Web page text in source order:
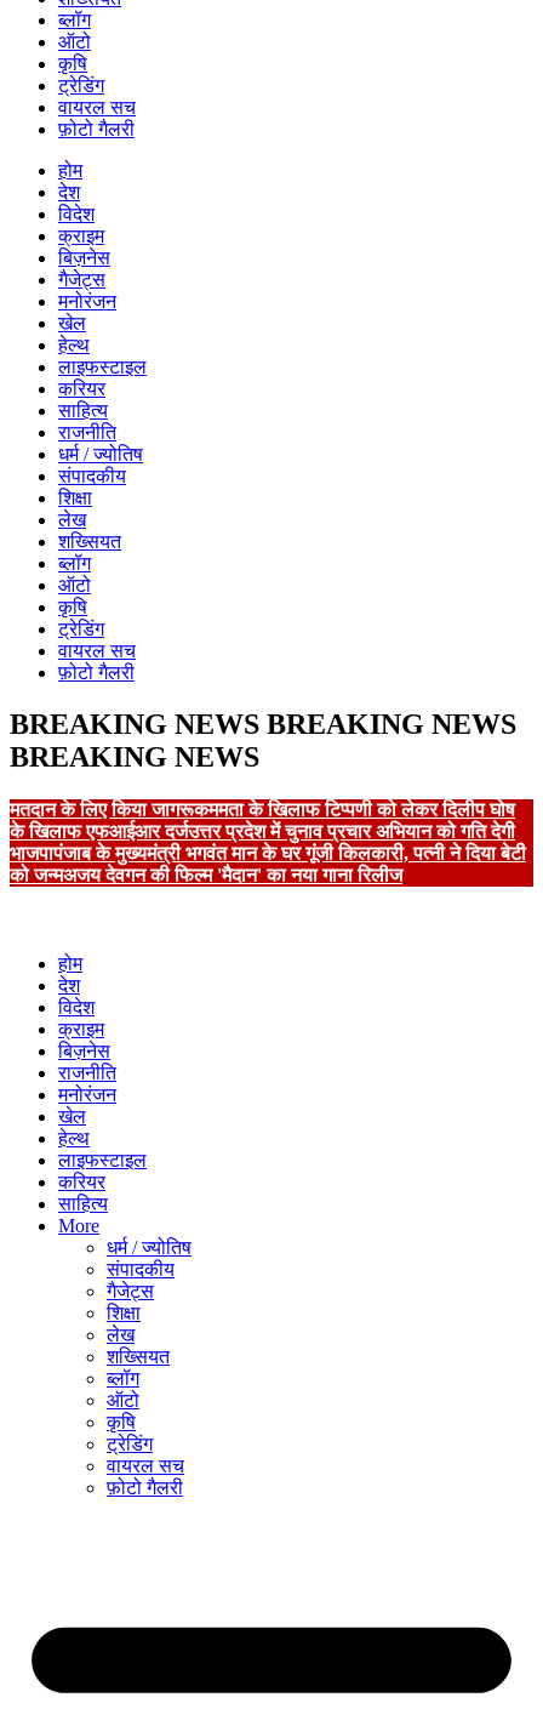
ब्लॉग
ऑटो
कृषि
ट्रेडिंग
वायरल सच
फ़ोटो गैलरी
होम
देश
विदेश
क्राइम
बिज़नेस
गैजेट्स
मनोरंजन
खेल
हेल्थ
लाइफस्टाइल
करियर
साहित्य
राजनीति
धर्म / ज्योतिष
संपादकीय
शिक्षा
लेख
शख्सियत
ब्लॉग
ऑटो
कृषि
ट्रेडिंग
वायरल सच
फ़ोटो गैलरी
BREAKING NEWS BREAKING NEWS
BREAKING NEWS
मतदान के लिए किया जागरूकममता के खिलाफ टिप्पणी को लेकर दिलीप घोष
के खिलाफ एफआईआर दर्जउत्तर प्रदेश में चुनाव प्रचार अभियान को गति देगी
भाजपापंजाब के मुख्यमंत्री भगवंत मान के घर गूंजी किलकारी, पत्नी ने दिया बेटी
को जन्मअजय देवगन की फिल्म 'मैदान' का नया गाना रिलीज
होम
देश
विदेश
क्राइम
बिज़नेस
राजनीति
मनोरंजन
खेल
हेल्थ
लाइफस्टाइल
करियर
साहित्य
More
धर्म / ज्योतिष
संपादकीय
गैजेट्स
शिक्षा
लेख
शख्सियत
ब्लॉग
ऑटो
कृषि
ट्रेडिंग
वायरल सच
फ़ोटो गैलरी